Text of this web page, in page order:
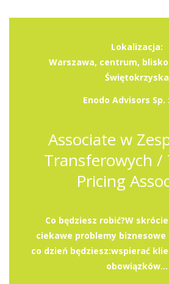
Lokalizacja:
Warszawa, centrum,
Świętokrzyska
Enodo Advisors Sp.
Associate w
Transferowych /
Pricing
Co będziesz robić?W
ciekawe problemy
co dzień będziesz:wspierać
obowiązków...